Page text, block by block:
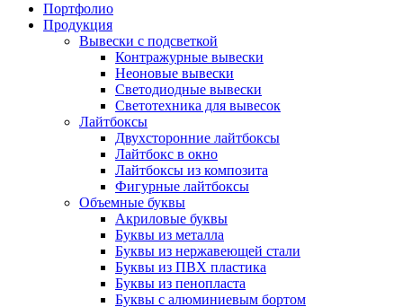
Портфолио
Продукция
Вывески с подсветкой
Контражурные вывески
Неоновые вывески
Светодиодные вывески
Светотехника для вывесок
Лайтбоксы
Двухсторонние лайтбоксы
Лайтбокс в окно
Лайтбоксы из композита
Фигурные лайтбоксы
Объемные буквы
Акриловые буквы
Буквы из металла
Буквы из нержавеющей стали
Буквы из ПВХ пластика
Буквы из пенопласта
Буквы с алюминиевым бортом